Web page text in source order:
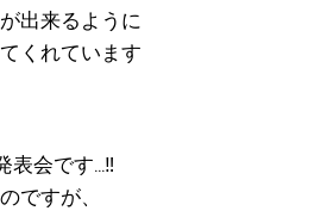
出来るように
くれています
表会です…‼︎
ですが、